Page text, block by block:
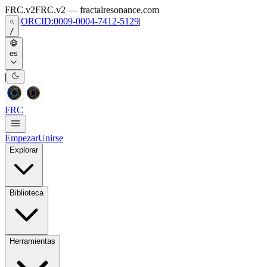
Skip to main content
FRC.v2FRC.v2 — fractalresonance.com
/
|ORCID:0009-0004-7412-5129|
es
|
FRC
EmpezarUnirse
Explorar
Biblioteca
Herramientas